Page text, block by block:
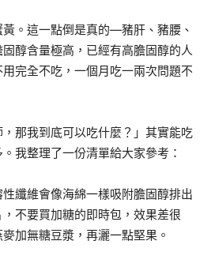
。這一點倒是真的—豬肝、豬腰、
醇含量極高，已經有高膽固醇的人
完全不吃，一個月吃一兩次問題不
那我到底可以吃什麼？」其實能吃
我整理了一份清單給大家參考：
纖維會像海綿一樣吸附膽固醇排出
不要買加糖的即時包，效果差很
加無糖豆漿，再灑一點堅果。